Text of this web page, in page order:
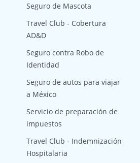
Seguro de Mascota
Travel Club - Cobertura
AD&D
Seguro contra Robo de
Identidad
Seguro de autos para viajar
a México
Servicio de preparación de
impuestos
Travel Club - Indemnización
Hospitalaria